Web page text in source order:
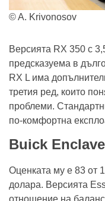
© A. Krivonosov
Версията RX 350 с
предсказуема в
RX L има
третия ред, които
проблеми.
по-комфортна
Buick Enclave
Оценката му е 83 от
долара. Версията
отношение на